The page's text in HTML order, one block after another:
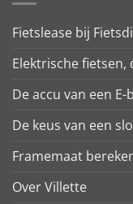
Fietslease bij
Elektrische fietsen,
De accu van een E-
De keus van een
Framemaat
Over Villette